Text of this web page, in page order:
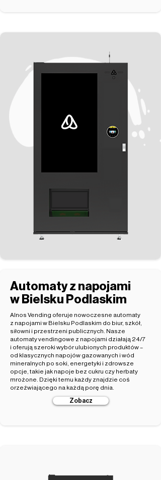
Automaty z napojami
w Bielsku Podlaskim
Alnos Vending oferuje nowoczesne automaty
z napojami w Bielsku Podlaskim do biur, szkół,
siłowni i przestrzeni publicznych. Nasze
automaty vendingowe z napojami działają 24/7
i oferują szeroki wybór ulubionych produktów –
od klasycznych napojów gazowanych i wód
mineralnych po soki, energetyki i zdrowsze
opcje, takie jak napoje bez cukru czy herbaty
mrożone. Dzięki temu każdy znajdzie coś
orzeźwiającego na każdą porę dnia.
Zobacz